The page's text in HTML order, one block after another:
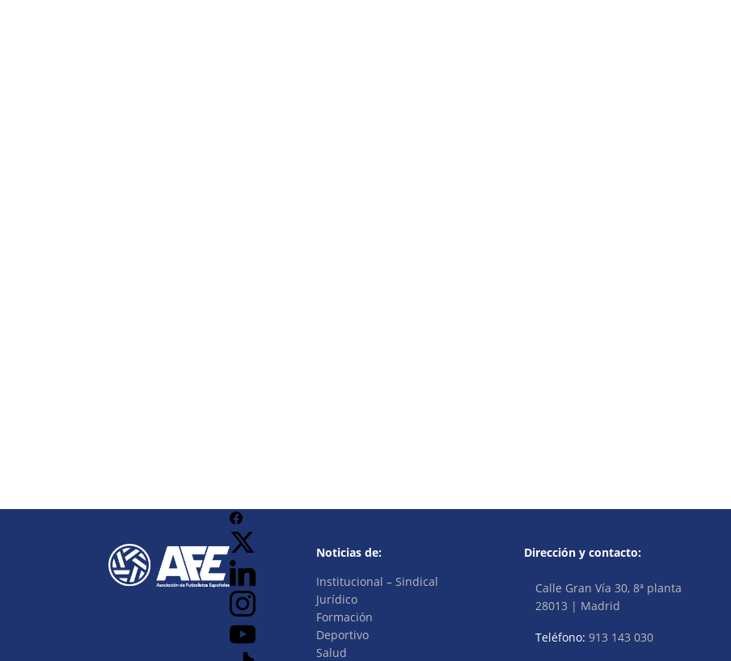
Noticias de:
Institucional – Sindical
Jurídico
Formación
Deportivo
Salud
Dirección y contacto:
Calle Gran Vía 30, 8ª planta
28013 | Madrid
Teléfono: 913 143 030